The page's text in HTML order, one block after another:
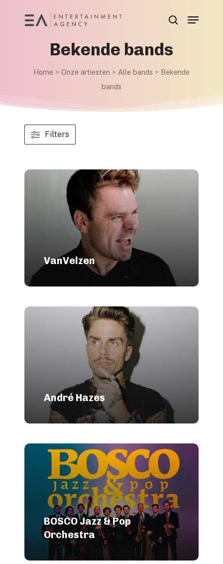
Menu
Bekende bands
Home > Onze artiesten > Alle bands > Bekende
bands
Filters
VanVelzen
André Hazes
BOSCO Jazz & Pop
Orchestra